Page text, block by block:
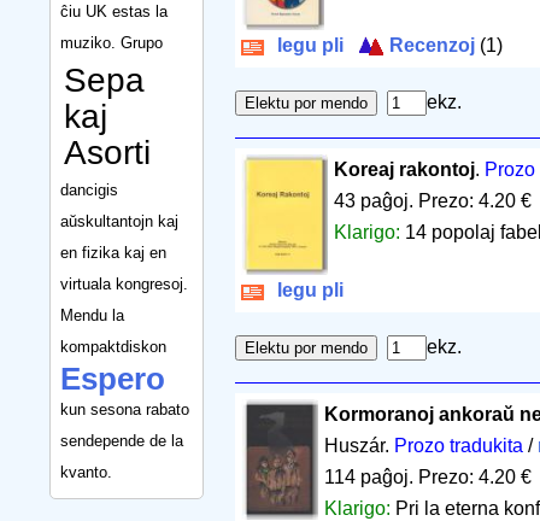
ĉiu UK estas la
muziko. Grupo
Sepa
kaj
Asorti
dancigis
aŭskultantojn kaj
en fizika kaj en
virtuala kongresoj.
Mendu la
kompaktdiskon
Espero
kun sesona rabato
sendepende de la
kvanto.
legu pli Recenzoj (1)
ekz.
Koreaj rakontoj.
43 paĝoj. Prezo: 4.20 €
Klarigo: 14 popolaj
legu pli
ekz.
Kormoranoj ankoraŭ
Huszár. Prozo tradukita /
114 paĝoj. Prezo: 4.20 €
Klarigo: Pri la eterna